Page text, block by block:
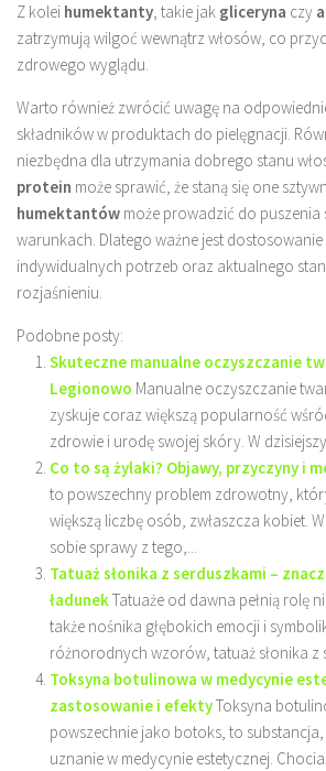
Z kolei humektanty, takie jak gliceryna czy
zatrzymują wilgoć wewnątrz włosów, co
zdrowego wyglądu.
Warto również zwrócić uwagę na
składników w produktach do pielęgnacji.
niezbędna dla utrzymania dobrego stanu
protein może sprawić, że staną się one
humektantów może prowadzić do puszenia
warunkach. Dlatego ważne jest
indywidualnych potrzeb oraz aktualnego
rozjaśnieniu.
Podobne posty:
Skuteczne manualne oczyszczanie
Legionowo Manualne oczyszczanie
zyskuje coraz większą popularność
zdrowie i urodę swojej skóry. W
Co to są żylaki? Objawy, przyczyny i
to powszechny problem zdrowotny,
większą liczbę osób, zwłaszcza kobiet.
sobie sprawy z tego,...
Tatuaż słonika z serduszkami –
ładunekTatuaże od dawna pełnią rolę
także nośnika głębokich emocji i
różnorodnych wzorów, tatuaż słonika z
Toksyna botulinowa w medycynie
zastosowanie i efektyToksyna
powszechnie jako botoks, to
uznanie w medycynie estetycznej.